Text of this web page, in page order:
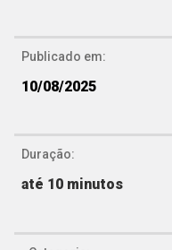
Publicado em:
10/08/2025
Duração:
até 10 minutos